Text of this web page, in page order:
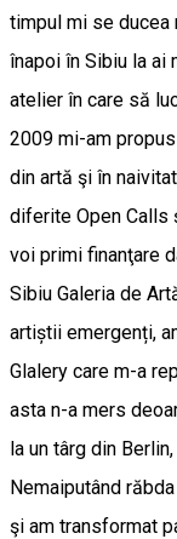
timpul mi se ducea
înapoi în Sibiu la ai
atelier în care să
2009 mi-am
din artă şi în
diferite Open Calls
voi primi finanţare
Sibiu Galeria de
artiștii emergenți,
Glalery care m-a
asta n-a mers
la un târg din
Nemaiputând
şi am transformat